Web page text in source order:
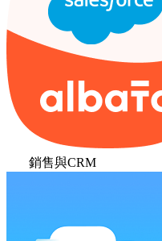
銷售與CRM